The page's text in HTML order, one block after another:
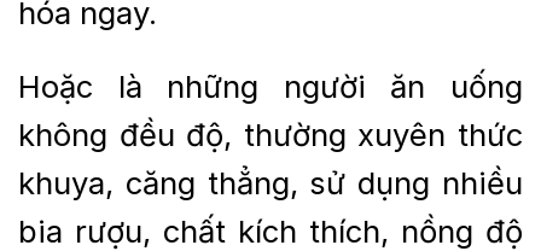
hóa ngay.
Hoặc là những người ăn uống
không đều độ, thường xuyên thức
khuya, căng thẳng, sử dụng nhiều
bia rượu, chất kích thích, nồng độ